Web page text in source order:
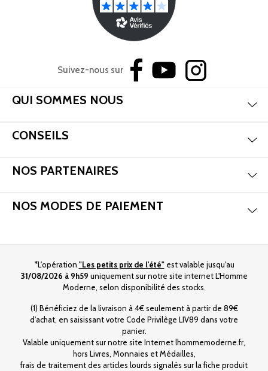
Suivez-nous sur
QUI SOMMES NOUS
CONSEILS
NOS PARTENAIRES
NOS MODES DE PAIEMENT
*L'opération "Les petits prix de l'été"est valable jusqu'au
31/08/2026 à 9h59 uniquement sur notre site internet L'Homme
Moderne, selon disponibilité des stocks.
(1) Bénéficiez de la livraison à 4€ seulement à partir de 89€
d'achat, en saisissant votre Code Privilège LIV89 dans votre
panier.
Valable uniquement sur notre site Internet lhommemoderne.fr,
hors Livres, Monnaies et Médailles,
frais de traitement des articles lourds signalés sur la fiche produit